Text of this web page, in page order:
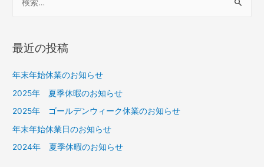
最近の投稿
年末年始休業のお知らせ
2025年 夏季休暇のお知らせ
2025年 ゴールデンウィーク休業のお知らせ
年末年始休業日のお知らせ
2024年 夏季休暇のお知らせ